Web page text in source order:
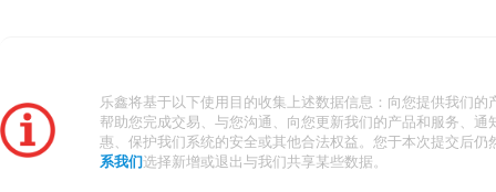
乐鑫将基于以下使用目的收集上述数据信息：向您提供我们的
帮助您完成交易、与您沟通、向您更新我们的产品和服务、通
惠、保护我们系统的安全或其他合法权益。您于本次提交后仍
系我们 选择新增或退出与我们共享某些数据。